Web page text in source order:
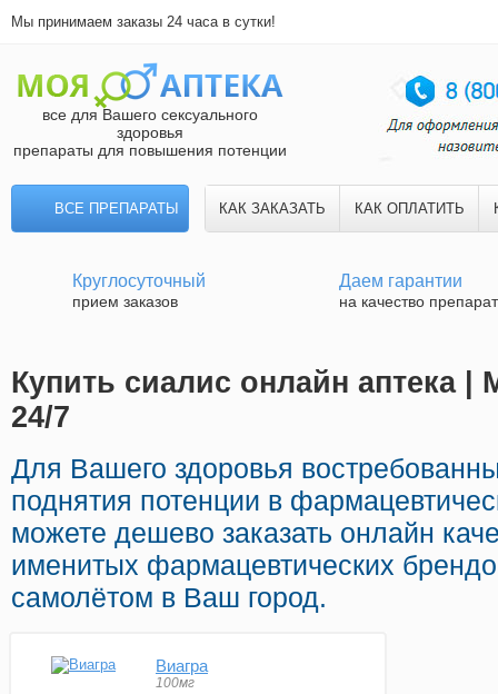
Мы принимаем заказы 24 часа в сутки!
все для Вашего сексуального
здоровья
препараты для повышения потенции
ВСЕ ПРЕПАРАТЫ КАК ЗАКАЗАТЬ КАК ОПЛАТИТЬ
Круглосуточный
прием заказов
Даем гарантии
на качество
Купить сиалис онлайн аптека |
24/7
Для Вашего здоровья
поднятия потенции в
можете дешево заказать онлайн
именитых фармацевтических
самолётом в Ваш город.
Виагра
100мг